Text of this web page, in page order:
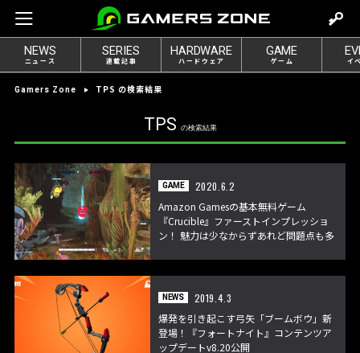
e
n
NEWS
ニュース
SERIES
連載記事
HARDWARE
ハードウェア
GAME
ゲーム イ
Gamers Zone TPS の検索結果
TPS の検索結果
GAME
2020.6.2
Amazon Gamesの基本無料ゲーム
『Crucible』ファーストインプレッショ
ン！ 魅力は少なからずあれど問題点も多
NEWS
2019.4.3
爆発を引き起こす弓矢「ブームボウ」新
登場！『フォートナイト』コンテンツア
ップデートv8.20公開